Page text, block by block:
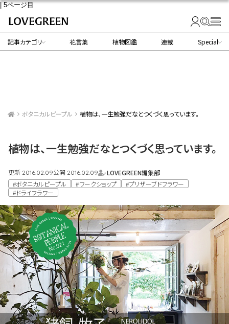
| 5ページ目
記事カテゴリ 花言葉 植物図鑑 連載 Special
ボタニカルピープル 植物は、一生勉強だなとつくづく思っています。
植物は、一生勉強だなとつくづく思っています。
更新 2016.02.09公開 2016.02.09
LOVEGREEN編集部
#ボタニカルピープル
#ワークショップ
#プリザーブドフラワー
#ドライフラワー